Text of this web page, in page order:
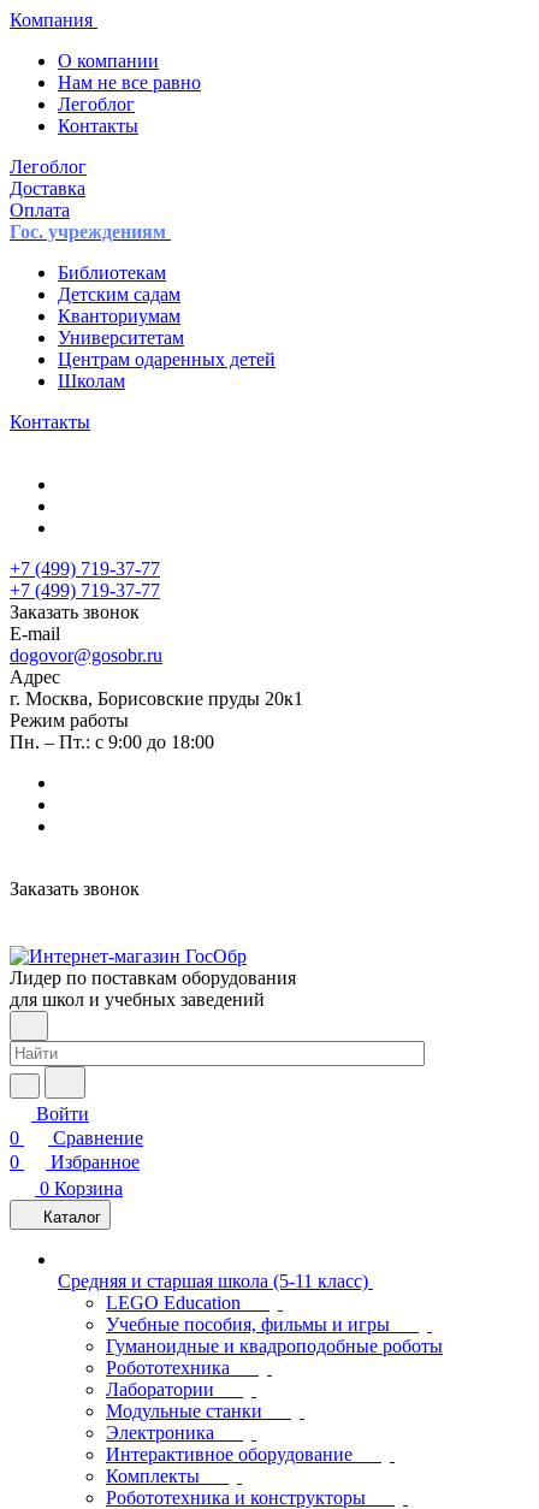
Компания
О компании
Нам не все равно
Легоблог
Контакты
Легоблог
Доставка
Оплата
Гос. учреждениям
Библиотекам
Детским садам
Кванториумам
Университетам
Центрам одаренных детей
Школам
Контакты
+7 (499) 719-37-77
+7 (499) 719-37-77
Заказать звонок
E-mail
dogovor@gosobr.ru
Адрес
г. Москва, Борисовские пруды 20к1
Режим работы
Пн. – Пт.: с 9:00 до 18:00
Заказать звонок
Лидер по поставкам оборудования
для школ и учебных заведений
Войти
0
Сравнение
0
Избранное
0 Корзина
Каталог
Средняя и старшая школа (5-11 класс)
LEGO Education
Учебные пособия, фильмы и игры
Гуманоидные и квадроподобные роботы
Робототехника
Лаборатории
Модульные станки
Электроника
Интерактивное оборудование
Комплекты
Робототехника и конструкторы